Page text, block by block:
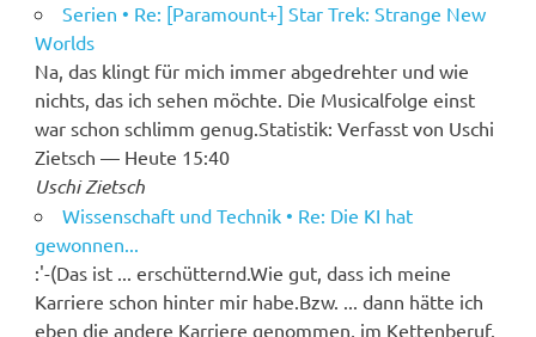
Serien • Re: [Paramount+] Star Trek: Strange New
Worlds
Na, das klingt für mich immer abgedrehter und wie
nichts, das ich sehen möchte. Die Musicalfolge einst
war schon schlimm genug.Statistik: Verfasst von Uschi
Zietsch — Heute 15:40
Uschi Zietsch
Wissenschaft und Technik • Re: Die KI hat
gewonnen...
:'-(Das ist ... erschütternd.Wie gut, dass ich meine
Karriere schon hinter mir habe.Bzw. ... dann hätte ich
eben die andere Karriere genommen, im Kettenberuf.